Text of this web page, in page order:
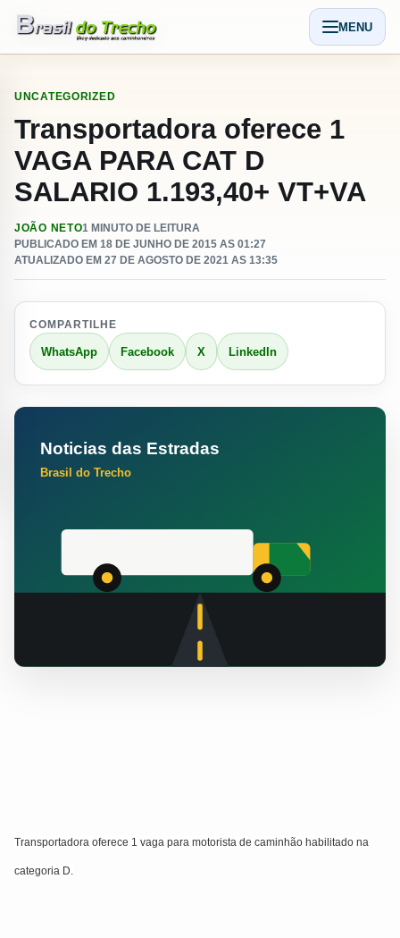
Abrir
MENU
UNCATEGORIZED
Transportadora oferece 1
VAGA PARA CAT D
SALARIO 1.193,40+ VT+VA
JOÃO NETO1 MINUTO DE LEITURA
PUBLICADO EM 18 DE JUNHO DE 2015 AS 01:27
ATUALIZADO EM 27 DE AGOSTO DE 2021 AS 13:35
COMPARTILHE
WhatsApp Facebook X LinkedIn
Transportadora oferece 1 vaga para motorista de caminhão habilitado na
categoria D.